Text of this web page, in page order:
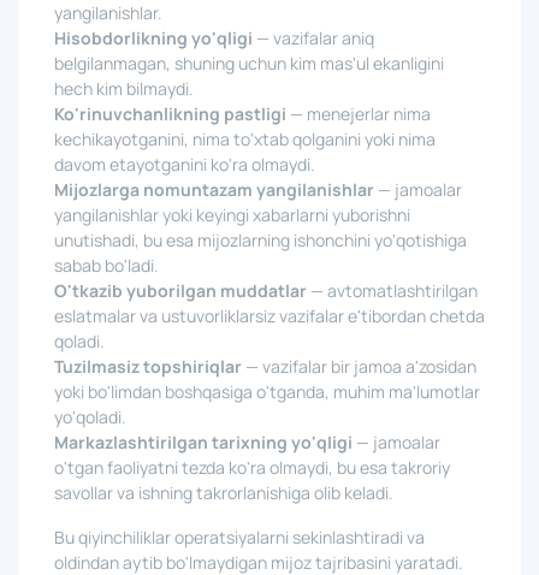
yangilanishlar.
Hisobdorlikning yo'qligi — vazifalar aniq
belgilanmagan, shuning uchun kim mas'ul ekanligini
hech kim bilmaydi.
Ko'rinuvchanlikning pastligi — menejerlar nima
kechikayotganini, nima to'xtab qolganini yoki nima
davom etayotganini ko'ra olmaydi.
Mijozlarga nomuntazam yangilanishlar — jamoalar
yangilanishlar yoki keyingi xabarlarni yuborishni
unutishadi, bu esa mijozlarning ishonchini yo'qotishiga
sabab bo'ladi.
O'tkazib yuborilgan muddatlar — avtomatlashtirilgan
eslatmalar va ustuvorliklarsiz vazifalar e'tibordan chetda
qoladi.
Tuzilmasiz topshiriqlar — vazifalar bir jamoa a'zosidan
yoki bo'limdan boshqasiga o'tganda, muhim ma'lumotlar
yo'qoladi.
Markazlashtirilgan tarixning yo'qligi — jamoalar
o'tgan faoliyatni tezda ko'ra olmaydi, bu esa takroriy
savollar va ishning takrorlanishiga olib keladi.
Bu qiyinchiliklar operatsiyalarni sekinlashtiradi va
oldindan aytib bo'lmaydigan mijoz tajribasini yaratadi.